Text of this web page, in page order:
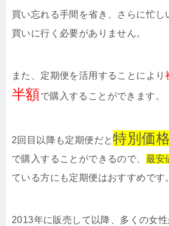
買い忘れる手間を省き、さらに忙し
買いに行く必要がありません。
また、定期便を活用することにより
半額で購入することができます。
2回目以降も定期便だと特別価
で購入することができるので、 最安
ている方にも定期便はおすすめです
2013年に販売して以降、多くの女